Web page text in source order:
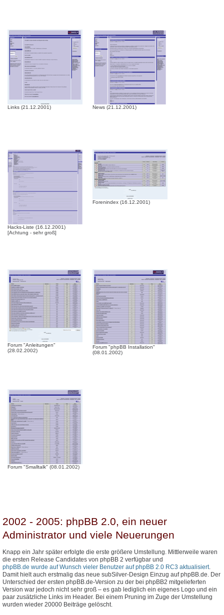
Links (21.12.2001) News (21.12.2001)
Hacks-Liste (16.12.2001)
[Achtung - sehr groß]
Forenindex (16.12.2001)
Forum "Anleitungen"
(28.02.2002)
Forum "phpBB Installation"
(08.01.2002)
Forum "Smalltalk" (08.01.2002)
2002 - 2005: phpBB 2.0, ein neuer
Administrator und viele Neuerungen
Knapp ein Jahr später erfolgte die erste größere Umstellung. Mittlerweile waren
die ersten Release Candidates von phpBB 2 verfügbar und
phpBB.de wurde auf Wunsch vieler Benutzer auf phpBB 2.0 RC3 aktualisiert.
Damit hielt auch erstmalig das neue subSilver-Design Einzug auf phpBB.de. Der
Unterschied der ersten phpBB.de-Version zu der bei phpBB2 mitgelieferten
Version war jedoch nicht sehr groß – es gab lediglich ein eigenes Logo und ein
paar zusätzliche Links im Header. Bei einem Pruning im Zuge der Umstellung
wurden wieder 20000 Beiträge gelöscht.